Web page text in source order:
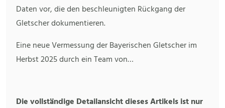
Daten vor, die den beschleunigten Rückgang der
Gletscher dokumentieren.
Eine neue Vermessung der Bayerischen Gletscher im
Herbst 2025 durch ein Team von…
Die vollständige Detailansicht dieses Artikels ist nur